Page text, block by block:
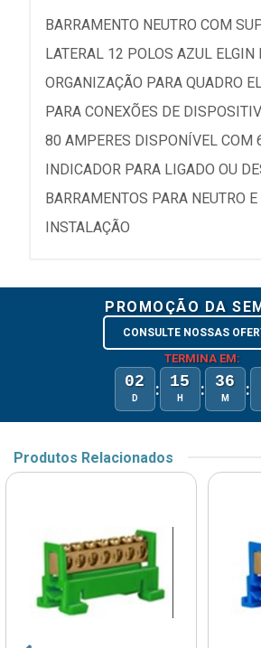
BARRAMENTO NEUTRO COM
LATERAL 12 POLOS AZUL ELGIN
ORGANIZAÇÃO PARA QUADRO
PARA CONEXÕES DE
80 AMPERES DISPONÍVEL COM
INDICADOR PARA LIGADO OU
BARRAMENTOS PARA NEUTRO
INSTALAÇÃO
PROMOÇÃO DA
CONSULTE NOSSAS
TERMINA EM:
02
D : 15
H : 36
M :
Produtos Relacionados